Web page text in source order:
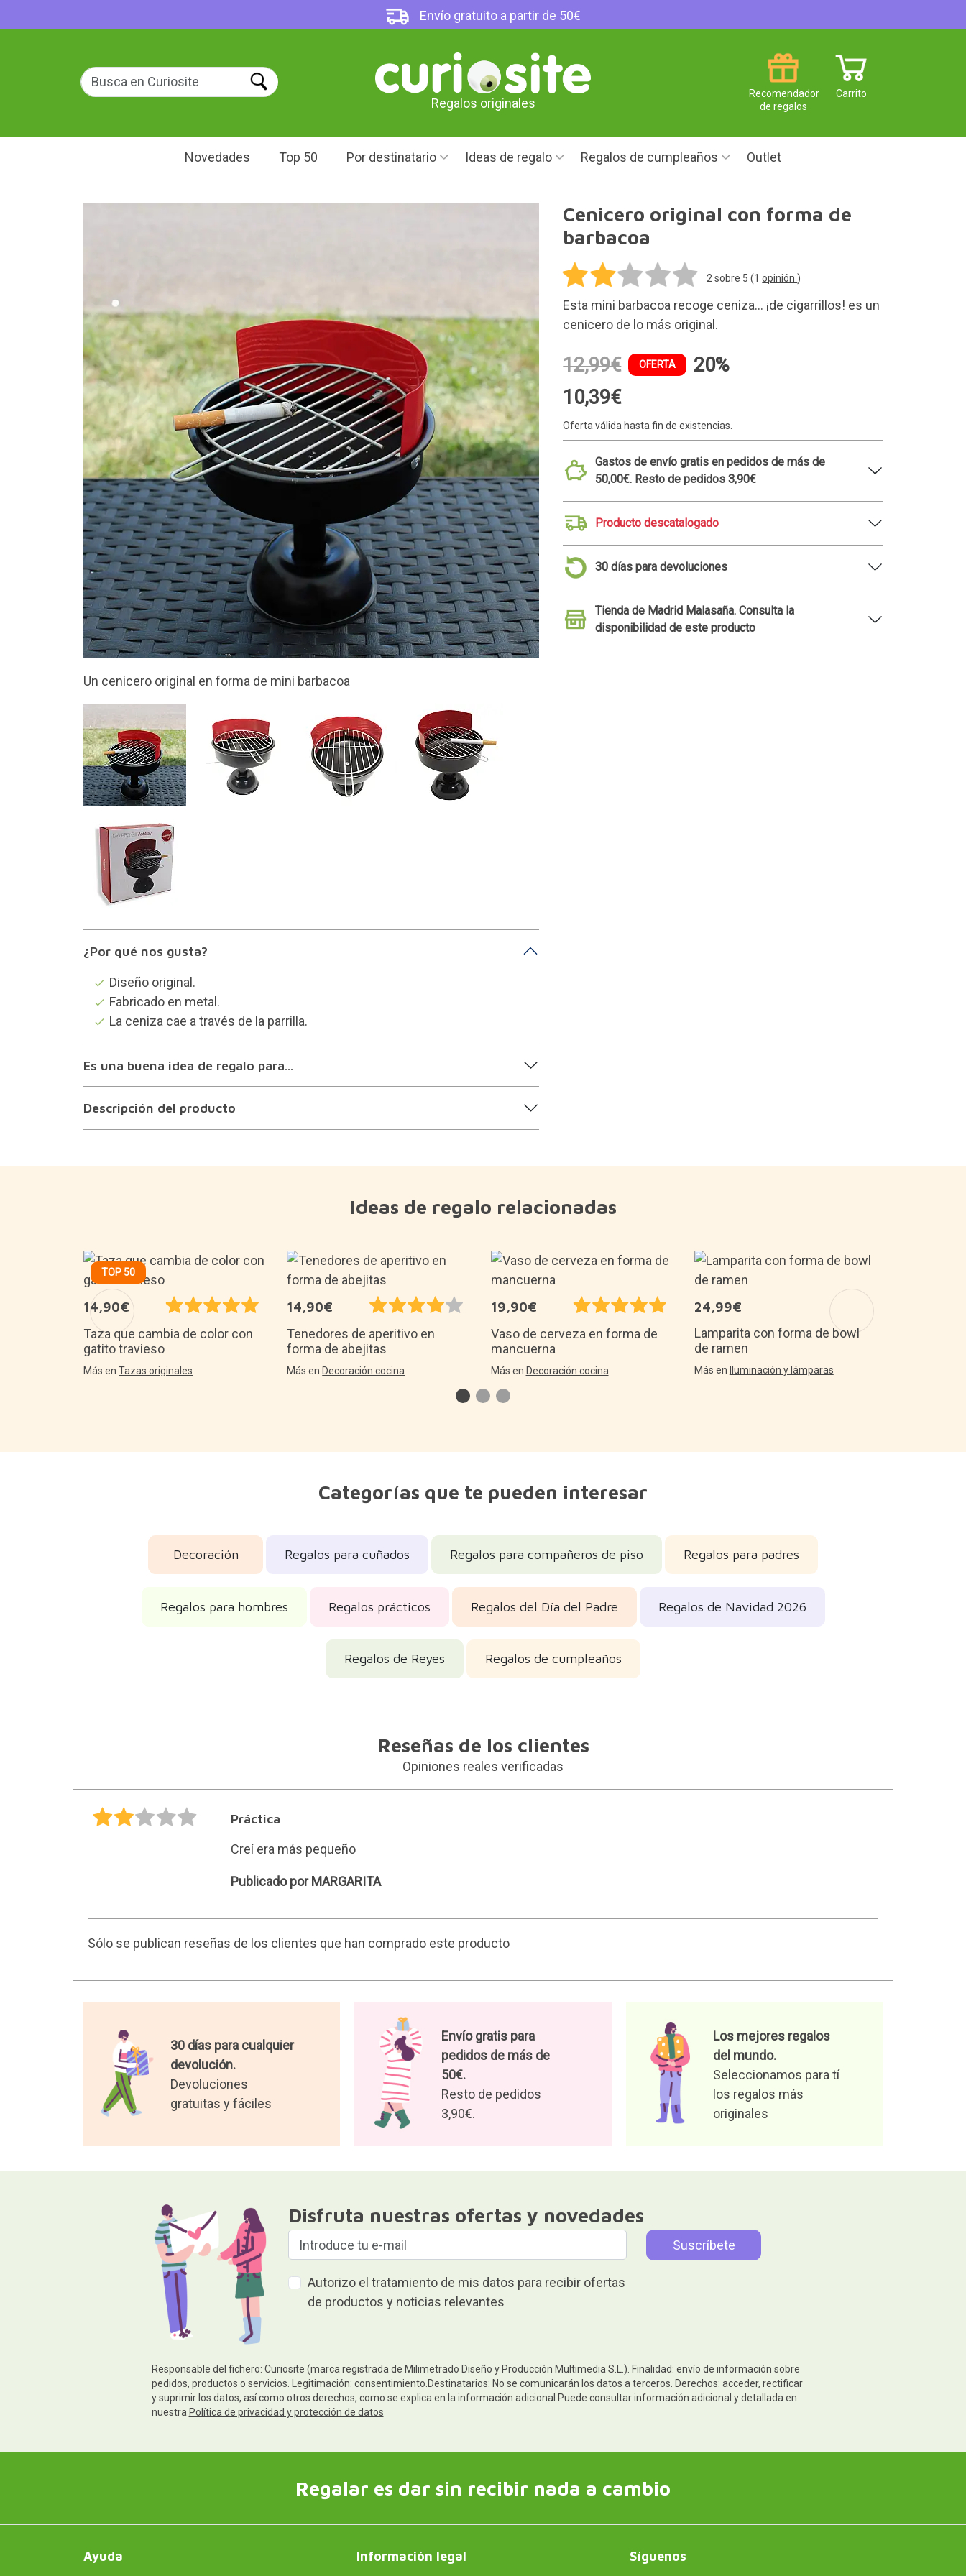
Envío gratuito a partir de 50€
Regalos originales
Carrito
Recomendador
de regalos
Novedades Top 50 Por destinatario Ideas de regalo Regalos de cumpleaños Outlet
Fabricado en metal
Cenicero original con forma de
barbacoa
2 sobre 5 (1 opinión )
Esta mini barbacoa recoge ceniza... ¡de cigarrillos! es un
cenicero de lo más original.
12,99€ OFERTA
20%
10,39€
Oferta válida hasta fin de existencias.
Gastos de envío gratis en pedidos de más de
50,00€. Resto de pedidos 3,90€
Producto descatalogado
30 días para devoluciones
Tienda de Madrid Malasaña. Consulta la
disponibilidad de este producto
¿Por qué nos gusta?
Diseño original.
Fabricado en metal.
La ceniza cae a través de la parrilla.
Es una buena idea de regalo para...
Descripción del producto
Ideas de regalo relacionadas
TOP 50
14,90€
Taza que cambia de color con
gatito travieso
Más en Tazas originales
14,90€
Tenedores de aperitivo en
forma de abejitas
Más en Decoración cocina
19,90€
Vaso de cerveza en forma de
mancuerna
Más en Decoración cocina
24,99€
Lamparita con forma de bowl
de ramen
Más en Iluminación y lámparas
Categorías que te pueden interesar
Decoración Regalos para cuñados Regalos para compañeros de piso Regalos para padres
Regalos para hombres Regalos prácticos Regalos del Día del Padre Regalos de Navidad 2026
Regalos de Reyes Regalos de cumpleaños
Reseñas de los clientes
Opiniones reales verificadas
Práctica
Creí era más pequeño
MARGARITA
Publicado por MARGARITA
Sólo se publican reseñas de los clientes que han comprado este producto
30 días para cualquier
devolución.
Devoluciones
gratuitas y fáciles
Envío gratis para
pedidos de más de
50€.
Resto de pedidos
3,90€.
Los mejores regalos
del mundo.
Seleccionamos para tí
los regalos más
originales
Disfruta nuestras ofertas y novedades
Autorizo el tratamiento de mis datos para recibir ofertas
de productos y noticias relevantes
Responsable del fichero: Curiosite (marca registrada de Milimetrado Diseño y Producción Multimedia S.L.). Finalidad: envío de información sobre
pedidos, productos o servicios. Legitimación: consentimiento.Destinatarios: No se comunicarán los datos a terceros. Derechos: acceder, rectificar
y suprimir los datos, así como otros derechos, como se explica en la información adicional.Puede consultar información adicional y detallada en
nuestra Política de privacidad y protección de datos
Regalar es dar sin recibir nada a cambio
Ayuda Información legal Síguenos